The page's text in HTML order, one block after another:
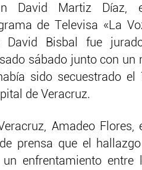
David Martiz Díaz,
de Televisa «La
David Bisbal fue
sábado junto con un
sido secuestrado el
de Veracruz.
Amadeo Flores,
prensa que el
enfrentamiento entre